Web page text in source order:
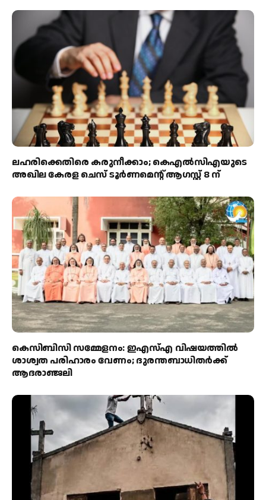
ലഹരിക്കെതിരെ കരുനീക്കാം; കെഎൽസിഎയുടെ
അഖില കേരള ചെസ് ടൂർണമെന്റ് ആഗസ്റ്റ് 8 ന്
കെസിബിസി സമ്മേളനം: ഇഎസ്എ വിഷയത്തിൽ
ശാശ്വത പരിഹാരം വേണം; ദുരന്തബാധിതർക്ക്
ആദരാഞ്ജലി